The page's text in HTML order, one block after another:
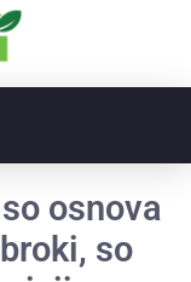
osnova
so